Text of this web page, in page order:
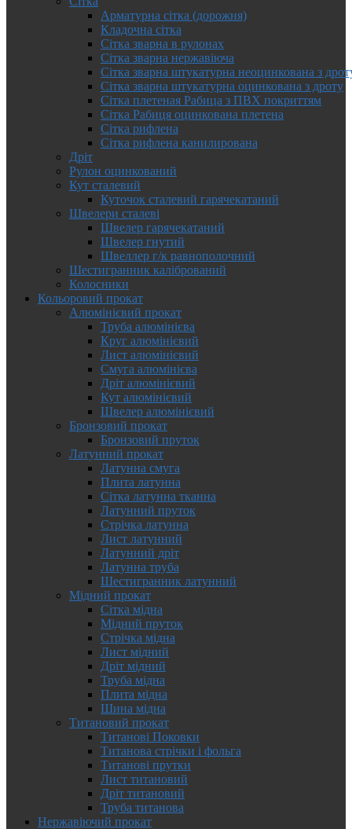
Арматурна сітка (дорожня)
Кладочна сітка
Сітка зварна в рулонах
Сітка зварна нержавіюча
Сітка зварна штукатурна неоцинкована з
Сітка зварна штукатурна оцинкована з дроту
Сітка плетеная Рабица з ПВХ покриттям
Сітка Рабиця оцинкована плетена
Сітка рифлена
Сітка рифлена канилирована
Дріт
Рулон оцинкований
Кут сталевий
Куточок сталевий гарячекатаний
Швелери сталеві
Швелер гарячекатаний
Швелер гнутий
Швеллер г/к равнополочний
Шестигранник калібрований
Колосники
Кольоровий прокат
Алюмінієвий прокат
Труба алюмінієва
Круг алюмінієвий
Лист алюмінієвий
Смуга алюмінієва
Дріт алюмінієвий
Кут алюмінієвий
Швелер алюмінієвий
Бронзовий прокат
Бронзовий пруток
Латунний прокат
Латунна смуга
Плита латунна
Сітка латунна тканна
Латунний пруток
Стрічка латунна
Лист латунний
Латунний дріт
Латунна труба
Шестигранник латунний
Мідний прокат
Сітка мідна
Мідний пруток
Стрічка мідна
Лист мідний
Дріт мідний
Труба мідна
Плита мідна
Шина мідна
Титановий прокат
Титанові Поковки
Титанова стрічки і фольга
Титанові прутки
Лист титановий
Дріт титановий
Труба титанова
Нержавіючий прокат